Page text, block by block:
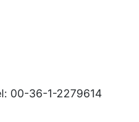
00-36-1-2279614